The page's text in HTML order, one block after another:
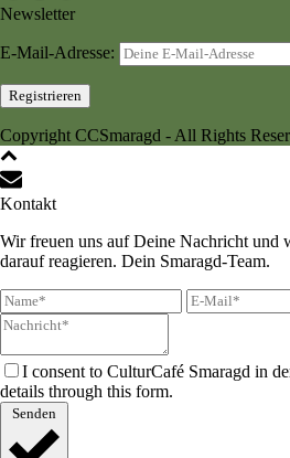
Newsletter
E-Mail-Adresse:
Copyright CCSmaragd - All Rights
Kontakt
Wir freuen uns auf Deine Nachricht und
darauf reagieren. Dein Smaragd-Team.
I consent to CulturCafé Smaragd in
details through this form.
Senden